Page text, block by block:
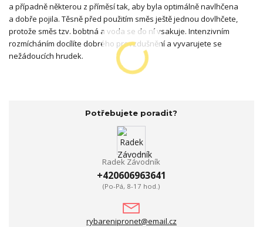
a případně některou z příměsí tak, aby byla optimálně navlhčena
a dobře pojila. Těsně před použitím směs ještě jednou dovlhčete,
protože směs tzv. bobtná a voda se do ní vsakuje. Intenzivním
rozmícháním docílíte dobrého provzdušnění a vyvarujete se
nežádoucích hrudek.
Potřebujete poradit?
Radek Závodník
+420606963641
(Po-Pá, 8-17 hod.)
rybarenipronet@email.cz